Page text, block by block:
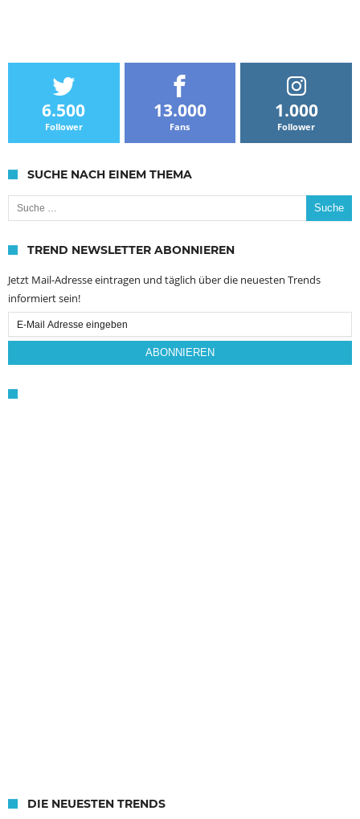
6.500
Follower
13.000
Fans
1.000
Follower
SUCHE NACH EINEM THEMA
Suche nach:
TREND NEWSLETTER ABONNIEREN
Jetzt Mail-Adresse eintragen und täglich über die neuesten Trends
informiert sein!
Email
Subscription
ABONNIEREN
DIE NEUESTEN TRENDS